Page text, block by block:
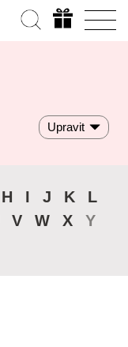
Upravit
H I J K
L
V W X
Y